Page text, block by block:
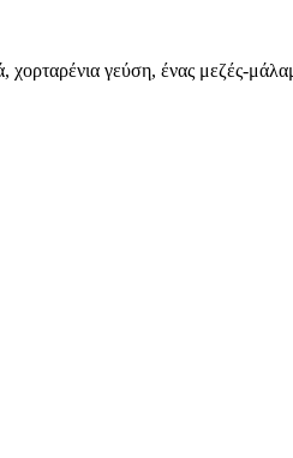
χορταρένια γεύση, ένας μεζές-